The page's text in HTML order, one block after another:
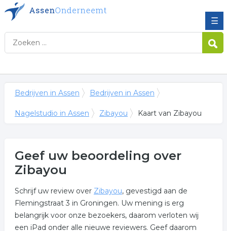
☰
Bedrijven in Assen Bedrijven in Assen
Nagelstudio in Assen Zibayou Kaart van Zibayou
Geef uw beoordeling over
Zibayou
Schrijf uw review over Zibayou, gevestigd aan de
Flemingstraat 3 in Groningen. Uw mening is erg
belangrijk voor onze bezoekers, daarom verloten wij
een iPad onder alle nieuwe reviewers. Geef daarom